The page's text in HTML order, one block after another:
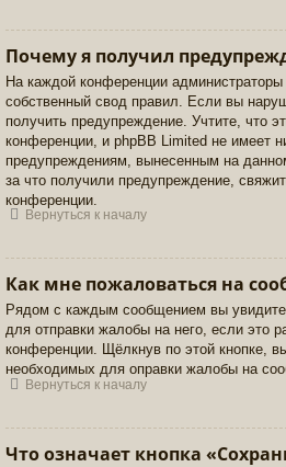
Почему я получил
На каждой конференции
собственный свод правил. Если вы
получить предупреждение. Учтите, что
конференции, и phpBB Limited не имеет
предупреждениям, вынесенным на
за что получили предупреждение,
конференции.
Вернуться к началу
Как мне пожаловаться на
Рядом с каждым сообщением вы увидите
для отправки жалобы на него, если это
конференции. Щёлкнув по этой кнопке,
необходимых для оправки жалобы на
Вернуться к началу
Что означает кнопка